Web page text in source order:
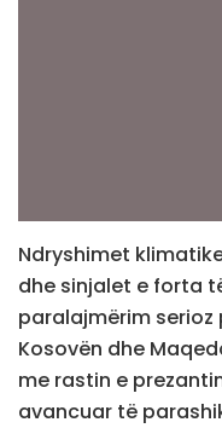
Ndryshimet
dhe sinjalet e forta
paralajmërim serioz
Kosovën dhe
me rastin e
avancuar të